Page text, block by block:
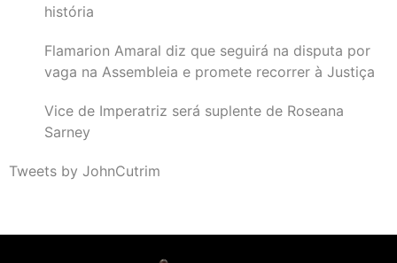
história
Flamarion Amaral diz que seguirá na disputa por
vaga na Assembleia e promete recorrer à Justiça
Vice de Imperatriz será suplente de Roseana
Sarney
Tweets by JohnCutrim